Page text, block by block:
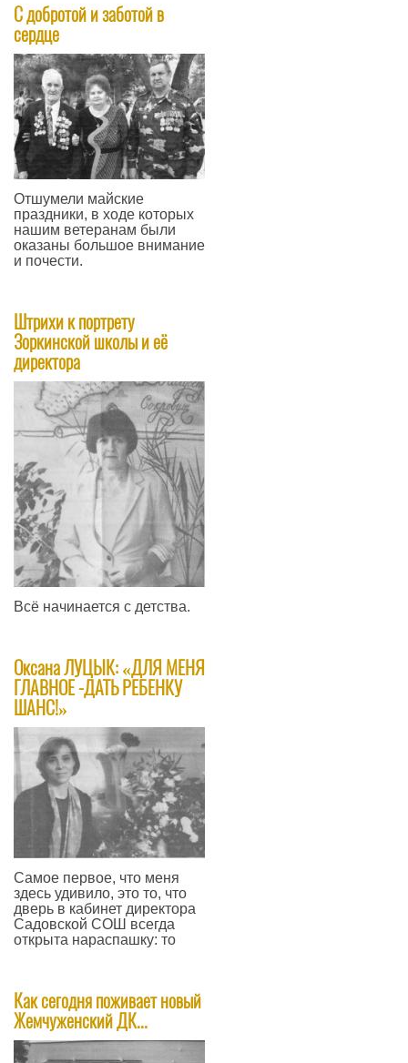
С добротой и заботой в
сердце
Отшумели майские
праздники, в ходе которых
нашим ветеранам были
оказаны большое внимание
и почести.
Штрихи к портрету
Зоркинской школы и её
директора
Всё начинается с детства.
Оксана ЛУЦЫК: «ДЛЯ МЕНЯ
ГЛАВНОЕ -ДАТЬ РЕБЕНКУ
ШАНС!»
Самое первое, что меня
здесь удивило, это то, что
дверь в кабинет директора
Садовской СОШ всегда
открыта нараспашку: то
Как сегодня поживает новый
Жемчуженский ДК...